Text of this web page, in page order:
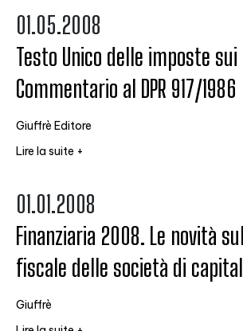
01.05.2008
Testo Unico delle imposte
Commentario al DPR 917/1986
Giuffrè Editore
Lire la suite +
01.01.2008
Finanziaria 2008. Le novità
fiscale delle società di
Giuffrè